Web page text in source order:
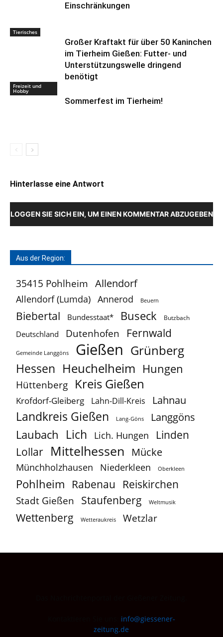
Einschränkungen
Tierisches
Großer Kraftakt für über 50 Kaninchen
im Tierheim Gießen: Futter- und
Unterstützungswelle dringend
benötigt
Freizeit und
Hobby
Sommerfest im Tierheim!
Hinterlasse eine Antwort
LOGGEN SIE SICH EIN, UM EINEN KOMMENTAR ABZUGEBEN
Aus der Region:
35415 Pohlheim Allendorf
Allendorf (Lumda) Annerod Beuern
Biebertal Bundesstaat* Buseck Butzbach
Deutschland Dutenhofen Fernwald
Gemeinde Langgöns Gießen Grünberg
Hessen Heuchelheim Hungen
Hüttenberg Kreis Gießen
Krofdorf-Gleiberg Lahn-Dill-Kreis Lahnau
Landkreis Gießen Lang-Göns Langgöns
Laubach Lich Lich. Hungen Linden
Lollar Mittelhessen Mücke
Münchholzhausen Niederkleen Oberkleen
Pohlheim Rabenau Reiskirchen
Stadt Gießen Staufenberg Weltmusik
Wettenberg Wetteraukreis Wetzlar
info@giessener-
zeitung.de